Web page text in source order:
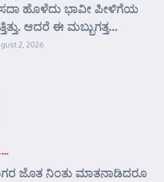
ಹೊಳೆದು ಭಾವೀ ಪೀಳಿಗೆಯ
ಆದರೆ ಈ ಮಬ್ಬುಗತ್ತ...
2, 2026
ಜೊತ ನಿಂತು ಮಾತನಾಡಿದರೂ